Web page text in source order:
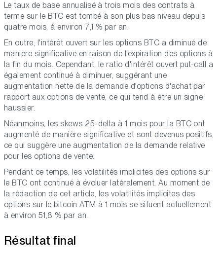
Le taux de base annualisé à trois mois des contrats à
terme sur le BTC est tombé à son plus bas niveau depuis
quatre mois, à environ 7,1 % par an.
En outre, l'intérêt ouvert sur les options BTC a diminué de
manière significative en raison de l'expiration des options à
la fin du mois. Cependant, le ratio d'intérêt ouvert put-call a
également continué à diminuer, suggérant une
augmentation nette de la demande d'options d'achat par
rapport aux options de vente, ce qui tend à être un signe
haussier.
Néanmoins, les skews 25-delta à 1 mois pour la BTC ont
augmenté de manière significative et sont devenus positifs,
ce qui suggère une augmentation de la demande relative
pour les options de vente.
Pendant ce temps, les volatilités implicites des options sur
le BTC ont continué à évoluer latéralement. Au moment de
la rédaction de cet article, les volatilités implicites des
options sur le bitcoin ATM à 1 mois se situent actuellement
à environ 51,8 % par an.
Résultat final